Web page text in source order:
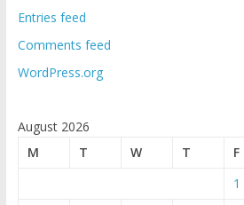
Entries feed
Comments feed
WordPress.org
August 2026
M
T W T F
1